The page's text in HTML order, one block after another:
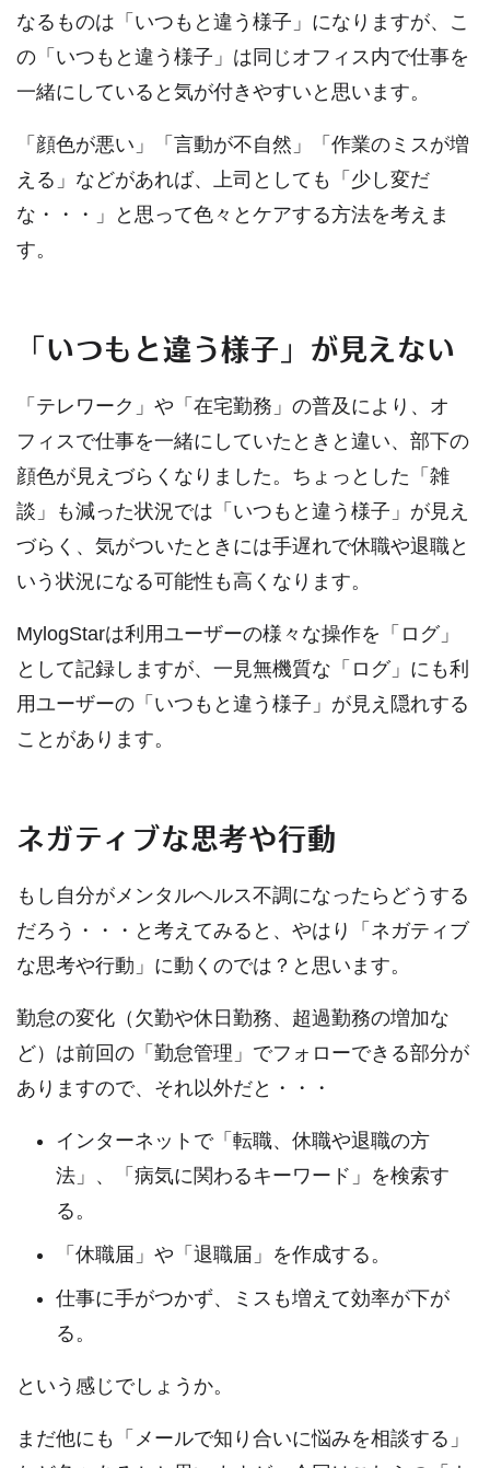
なるものは「いつもと違う様子」になりますが、こ
の「いつもと違う様子」は同じオフィス内で仕事を
一緒にしていると気が付きやすいと思います。
「顔色が悪い」「言動が不自然」「作業のミスが増
える」などがあれば、上司としても「少し変だ
な・・・」と思って色々とケアする方法を考えま
す。
「いつもと違う様子」が見えない
「テレワーク」や「在宅勤務」の普及により、オ
フィスで仕事を一緒にしていたときと違い、部下の
顔色が見えづらくなりました。ちょっとした「雑
談」も減った状況では「いつもと違う様子」が見え
づらく、気がついたときには手遅れで休職や退職と
いう状況になる可能性も高くなります。
MylogStarは利用ユーザーの様々な操作を「ログ」
として記録しますが、一見無機質な「ログ」にも利
用ユーザーの「いつもと違う様子」が見え隠れする
ことがあります。
ネガティブな思考や行動
もし自分がメンタルヘルス不調になったらどうする
だろう・・・と考えてみると、やはり「ネガティブ
な思考や行動」に動くのでは？と思います。
勤怠の変化（欠勤や休日勤務、超過勤務の増加な
ど）は前回の「勤怠管理」でフォローできる部分が
ありますので、それ以外だと・・・
インターネットで「転職、休職や退職の方
法」、「病気に関わるキーワード」を検索す
る。
「休職届」や「退職届」を作成する。
仕事に手がつかず、ミスも増えて効率が下が
る。
という感じでしょうか。
まだ他にも「メールで知り合いに悩みを相談する」